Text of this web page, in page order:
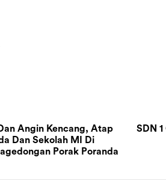
Angin Kencang, Atap
Dan Sekolah MI Di
Porak Poranda
SDN